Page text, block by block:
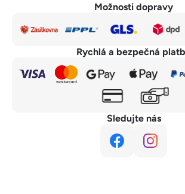
Možnosti dopravy
Rychlá a bezpečná
Sledujte nás